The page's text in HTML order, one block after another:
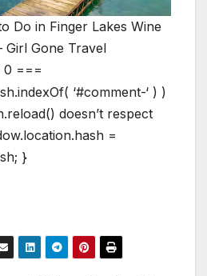
Do in Finger Lakes Wine
Girl Gone Travel
0 ===
‘#comment-‘ ) )
doesn’t respect
=
}